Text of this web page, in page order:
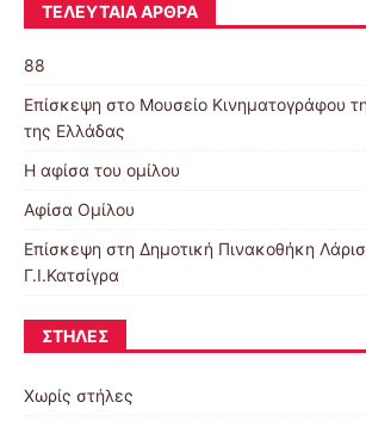
ΤΕΛΕΥΤΑΊΑ ΆΡΘΡΑ
88
Επίσκεψη στο Μουσείο Κινηματογράφου
της Ελλάδας
Η αφίσα του ομίλου
Αφίσα Ομίλου
Επίσκεψη στη Δημοτική Πινακοθήκη
Γ.Ι.Κατσίγρα
ΣΤΉΛΕΣ
Χωρίς στήλες